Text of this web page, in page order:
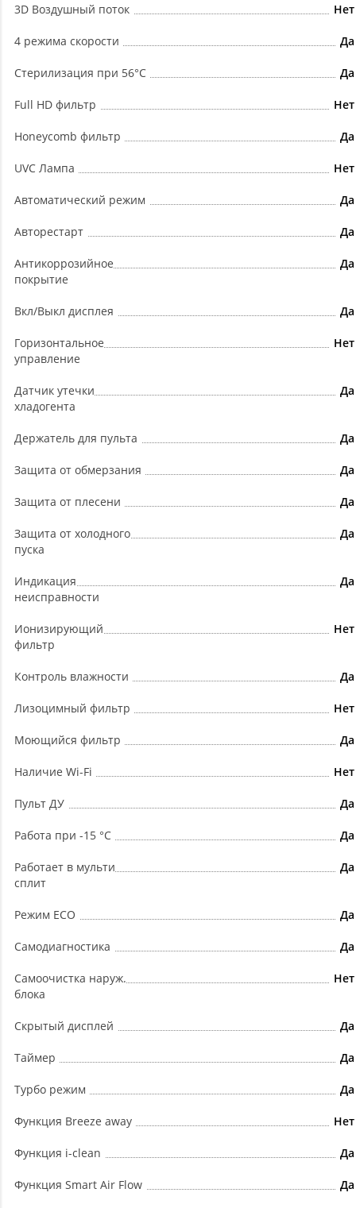
3D Воздушный поток Нет
4 режима скорости Да
Cтерилизация при 56°C Да
Full HD фильтр Нет
Honeycomb фильтр Да
UVC Лампа Нет
Автоматический режим Да
Авторестарт Да
Антикоррозийное
покрытие
Да
Вкл/Выкл дисплея Да
Горизонтальное
управление
Нет
Датчик утечки
хладогента
Да
Держатель для пульта Да
Защита от обмерзания Да
Защита от плесени Да
Защита от холодного
пуска
Да
Индикация
неисправности
Да
Ионизирующий
фильтр
Нет
Контроль влажности Да
Лизоцимный фильтр Нет
Моющийся фильтр Да
Наличие Wi-Fi Нет
Пульт ДУ Да
Работа при -15 °С Да
Работает в мульти
сплит
Да
Режим ECO Да
Самодиагностика Да
Самоочистка наруж.
блока
Нет
Скрытый дисплей Да
Таймер Да
Турбо режим Да
Функция Breeze away Нет
Функция i-clean Да
Функция Smart Air Flow Да